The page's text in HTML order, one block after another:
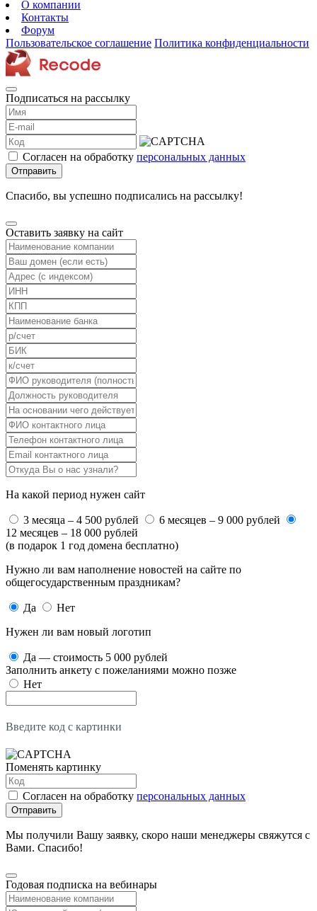
О компании
Контакты
Форум
Пользовательское соглашение Политика конфиденциальности
Подписаться на рассылку
Согласен на обработку персональных данных
Отправить
Спасибо, вы успешно подписались на рассылку!
Оставить заявку на сайт
На какой период нужен сайт
3 месяца – 4 500 рублей
6 месяцев – 9 000 рублей
12 месяцев – 18 000 рублей
(в подарок 1 год домена бесплатно)
Нужно ли вам наполнение новостей на сайте по
общегосударственным праздникам?
Да
Нет
Нужен ли вам новый логотип
Да — стоимость 5 000 рублей
Заполнить анкету с пожеланиями можно позже
Нет
Введите код с картинки
Поменять картинку
Согласен на обработку персональных данных
Отправить
Мы получили Вашу заявку, скоро наши менеджеры свяжутся с
Вами. Спасибо!
Годовая подписка на вебинары